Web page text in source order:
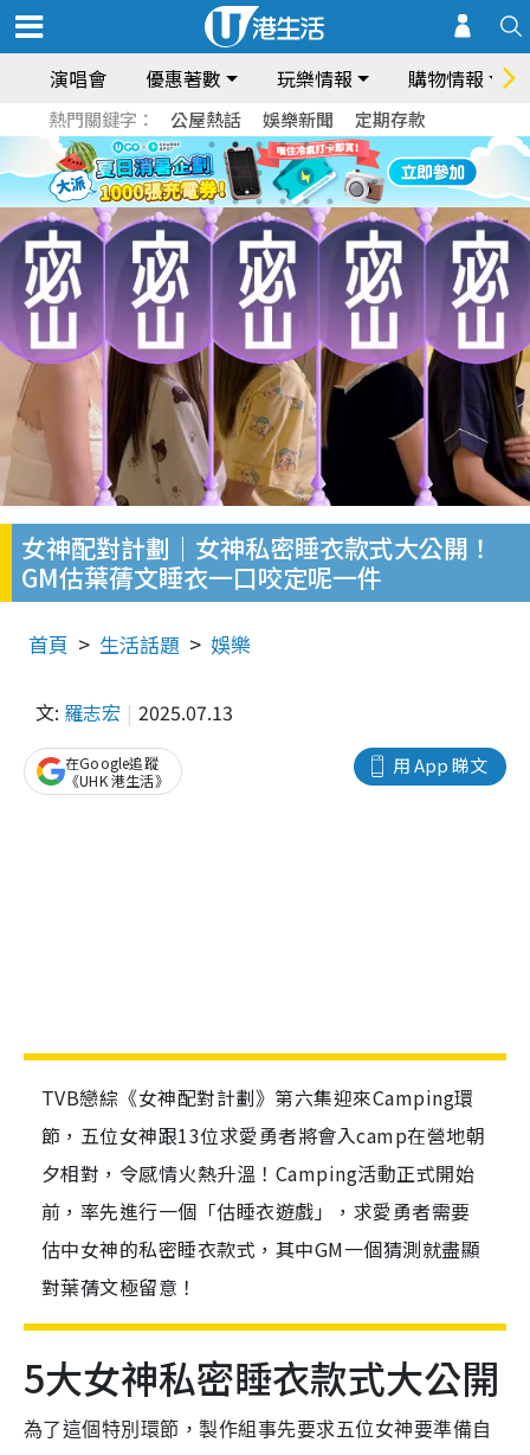
演唱會 優惠著數 玩樂情報 購物情報
熱門關鍵字： 公屋熱話 娛樂新聞 定期存款
女神配對計劃｜女神私密睡衣款式大公開！
GM估葉蒨文睡衣一口咬定呢一件
首頁 生活話題 娛樂
文: 羅志宏 2025.07.13
用 App 睇文
在Google追蹤
《UHK 港生活》
TVB戀綜《女神配對計劃》第六集迎來Camping環
節，五位女神跟13位求愛勇者將會入camp在營地朝
夕相對，令感情火熱升溫！Camping活動正式開始
前，率先進行一個「估睡衣遊戲」，求愛勇者需要
估中女神的私密睡衣款式，其中GM一個猜測就盡顯
對葉蒨文極留意！
5大女神私密睡衣款式大公開
為了這個特別環節，製作組事先要求五位女神要準備自